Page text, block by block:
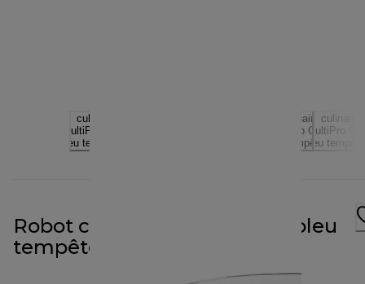
Robot culinaire MultiPro Go bleu
tempête FDP23.140GY